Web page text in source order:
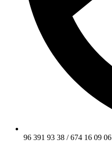
96 391 93 38 / 674 16 09 06